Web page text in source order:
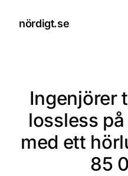
nördigt.se
Ingenjörer
lossless
med ett
85